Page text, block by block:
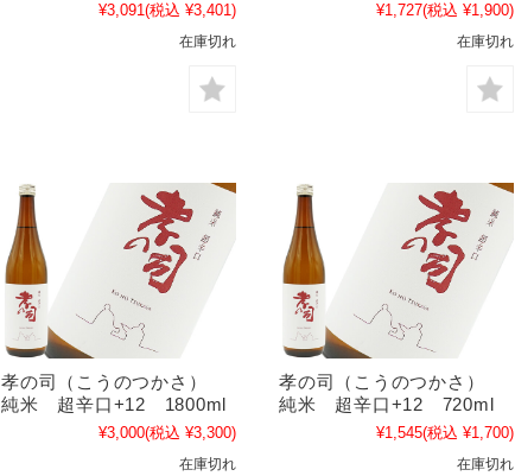
¥3,091(税込 ¥3,401)
在庫切れ
¥1,727(税込 ¥1,900)
在庫切れ
孝の司（こうのつかさ）
純米 超辛口+12 1800ml
¥3,000(税込 ¥3,300)
在庫切れ
孝の司（こうのつかさ）
純米 超辛口+12 720ml
¥1,545(税込 ¥1,700)
在庫切れ